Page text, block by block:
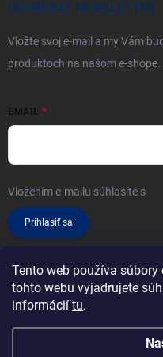
Tento web používa
tohto webu vyjadrujete
informácií tu.
ODOBERAŤ NEWSLETTER
Vložte svoj e-mail a my Vám
produktoch na našom e-shope.
EMAIL
Vložením e-mailu súhlasíte s
Prihlásiť sa